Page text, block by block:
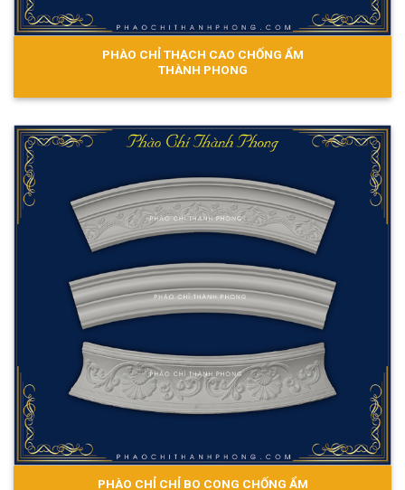
PHÀO CHỈ THẠCH CAO CHỐNG ẨM
THÀNH PHONG
PHÀO CHỈ CHỈ BO CONG CHỐNG ẨM